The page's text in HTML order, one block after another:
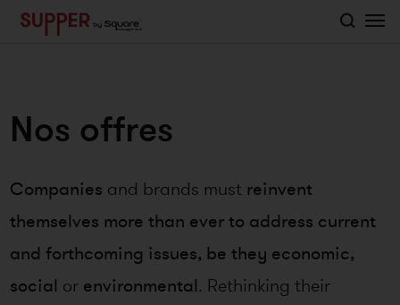
Nos offres
Companies and brands must reinvent
themselves more than ever to address current
and forthcoming issues, be they economic,
social or environmental. Rethinking their